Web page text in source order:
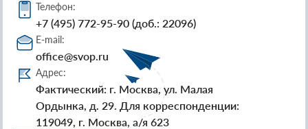
Телефон:
+7 (495) 772-95-90 (доб.: 22096)
E-mail:
office@svop.ru
Адрес:
Фактический: г. Москва, ул. Малая
Ордынка, д. 29. Для корреспонденции:
119049, г. Москва, а/я 623